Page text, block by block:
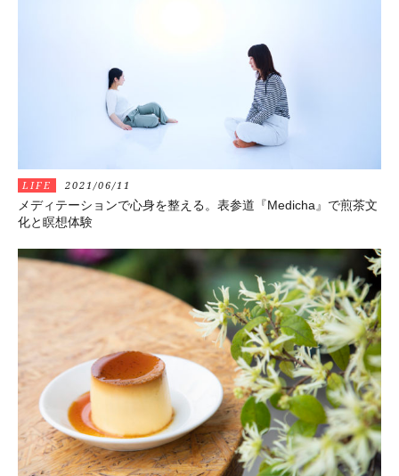
LIFE 2021/06/11
メディテーションで心身を整える。表参道『Medicha』で煎茶文
化と瞑想体験